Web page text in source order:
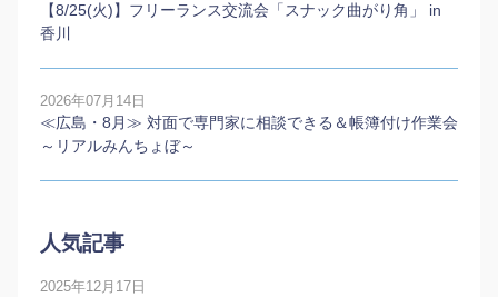
【8/25(火)】フリーランス交流会「スナック曲がり角」 in
香川
2026年07月14日
≪広島・8月≫ 対面で専門家に相談できる＆帳簿付け作業会
～リアルみんちょぼ～
人気記事
2025年12月17日